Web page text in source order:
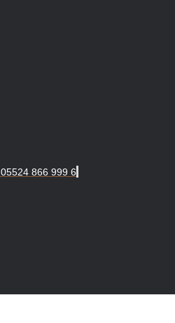
05524 866 999 6